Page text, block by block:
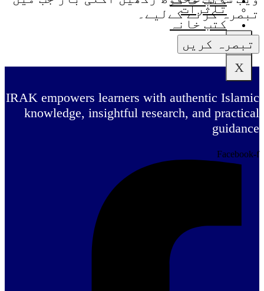
X
تاثرات
کتب خانہ
X
تبصرہ کرنے کےلیے۔
IRAK empowers learners with authentic Islamic
knowledge, insightful research, and practical
guidance
Facebook-f